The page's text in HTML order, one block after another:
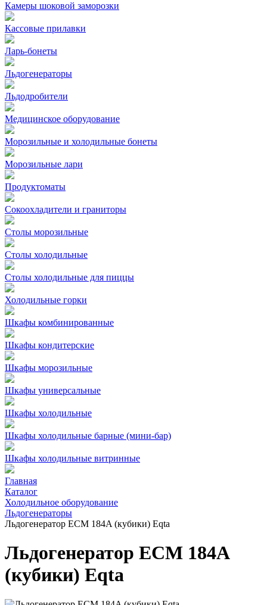
Камеры шоковой заморозки
Кассовые прилавки
Ларь-бонеты
Льдогенераторы
Льдодробители
Медицинское оборудование
Морозильные и холодильные бонеты
Морозильные лари
Продуктоматы
Сокоохладители и граниторы
Столы морозильные
Столы холодильные
Столы холодильные для пиццы
Холодильные горки
Шкафы комбинированные
Шкафы кондитерские
Шкафы морозильные
Шкафы универсальные
Шкафы холодильные
Шкафы холодильные барные (мини-бар)
Шкафы холодильные витринные
Главная
Каталог
Холодильное оборудование
Льдогенераторы
Льдогенератор ECM 184A (кубики) Eqta
Льдогенератор ECM 184A
(кубики) Eqta